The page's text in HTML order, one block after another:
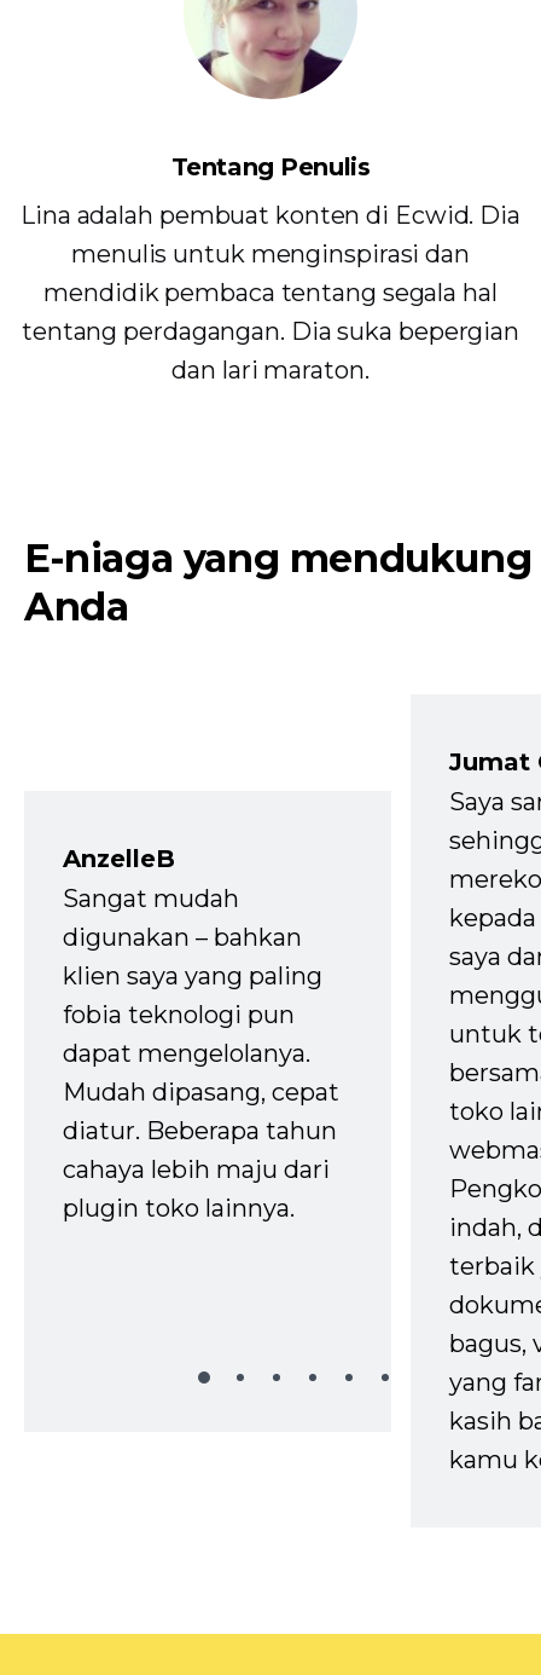
Tentang Penulis
Lina adalah pembuat konten di Ecwid. Dia
menulis untuk menginspirasi dan
mendidik pembaca tentang segala hal
tentang perdagangan. Dia suka bepergian
dan lari maraton.
E-niaga yang mendukung
Anda
AnzelleB
Sangat mudah
digunakan – bahkan
klien saya yang paling
fobia teknologi pun
dapat mengelolanya.
Mudah dipasang, cepat
diatur. Beberapa tahun
cahaya lebih maju dari
plugin toko lainnya.
Jumat
Saya
saya
untuk
toko
indah,
terbaik
bagus,
yang
kasih
kamu